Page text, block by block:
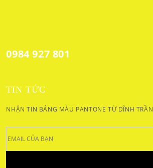
0984 927 801
TIN TỨC
NHẬN TIN BẢNG MÀU PANTONE TỪ DĨNH TRẦN